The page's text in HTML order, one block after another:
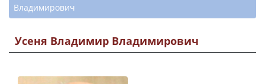
Владимирович
Усеня Владимир Владимирович